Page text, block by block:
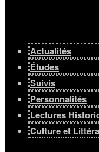
Actualités
Études
Suivis
Personnalités
Lectures
Culture et